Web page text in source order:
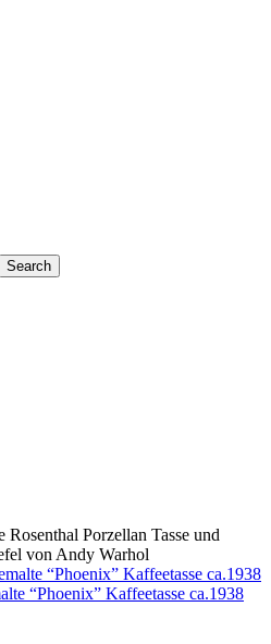
Search
Rosenthal Porzellan Tasse und
von Andy Warhol
“Phoenix” Kaffeetasse ca.1938